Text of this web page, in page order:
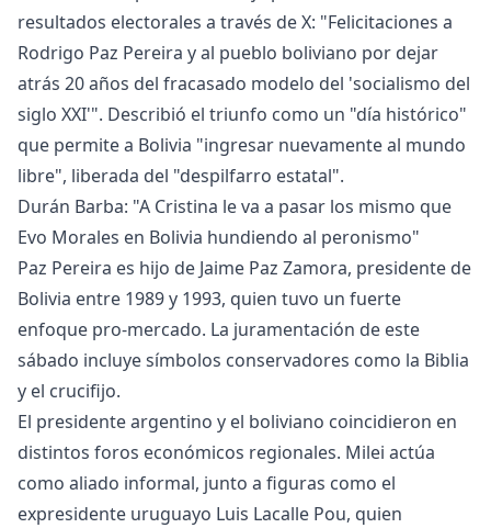
resultados electorales a través de X: "Felicitaciones a
Rodrigo Paz Pereira y al pueblo boliviano por dejar
atrás 20 años del fracasado modelo del 'socialismo del
siglo XXI'". Describió el triunfo como un "día histórico"
que permite a Bolivia "ingresar nuevamente al mundo
libre", liberada del "despilfarro estatal".
Durán Barba: "A Cristina le va a pasar los mismo que
Evo Morales en Bolivia hundiendo al peronismo"
Paz Pereira es hijo de Jaime Paz Zamora, presidente de
Bolivia entre 1989 y 1993, quien tuvo un fuerte
enfoque pro-mercado. La juramentación de este
sábado incluye símbolos conservadores como la Biblia
y el crucifijo.
El presidente argentino y el boliviano coincidieron en
distintos foros económicos regionales. Milei actúa
como aliado informal, junto a figuras como el
expresidente uruguayo Luis Lacalle Pou, quien